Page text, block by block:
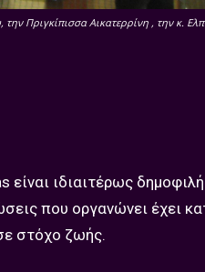
Πριγκίπισσα Αικατερρίνη , την κ.
ιδιαιτέρως
που οργανώνει έχει
στόχο ζωής.